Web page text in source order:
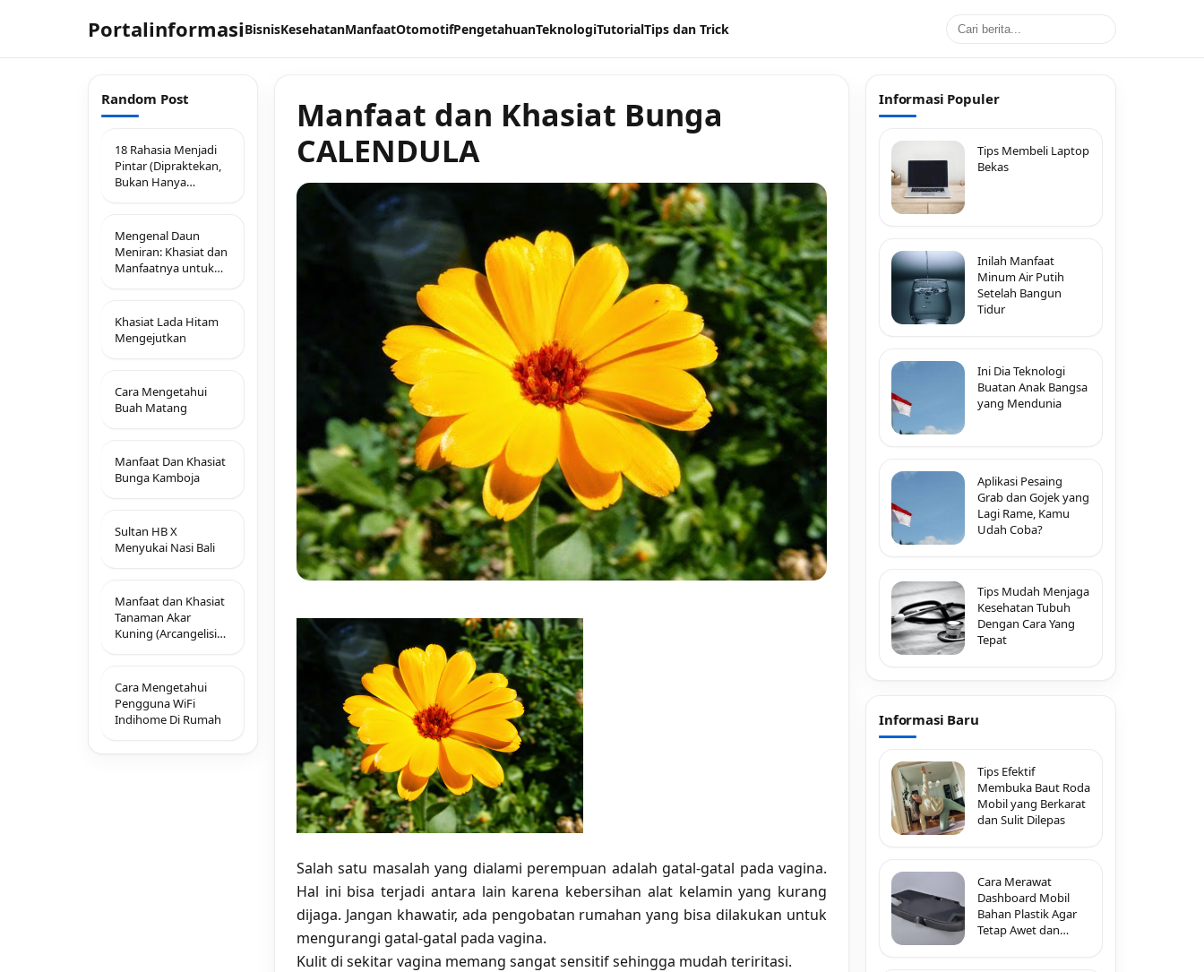
PortalinformasiBisnisKesehatanManfaatOtomotifPengetahuanTeknologiTutorialTips dan Trick
Random Post
18 Rahasia Menjadi
Pintar (Dipraktekan,
Bukan Hanya
Mengenal Daun
Meniran: Khasiat dan
Manfaatnya untuk
Khasiat Lada Hitam
Mengejutkan
Cara Mengetahui
Buah Matang
Manfaat Dan Khasiat
Bunga Kamboja
Sultan HB X
Menyukai Nasi Bali
Manfaat dan Khasiat
Tanaman Akar
Kuning (Arcangelisia
Cara Mengetahui
Pengguna WiFi
Indihome Di Rumah
Manfaat dan Khasiat Bunga
CALENDULA
Salah satu masalah yang dialami perempuan adalah gatal-gatal pada vagina.
Hal ini bisa terjadi antara lain karena kebersihan alat kelamin yang kurang
dijaga. Jangan khawatir, ada pengobatan rumahan yang bisa dilakukan untuk
mengurangi gatal-gatal pada vagina.
Kulit di sekitar vagina memang sangat sensitif sehingga mudah teriritasi.
Informasi Populer
Tips Membeli Laptop
Bekas
Inilah Manfaat
Minum Air Putih
Setelah Bangun
Tidur
Ini Dia Teknologi
Buatan Anak Bangsa
yang Mendunia
Aplikasi Pesaing
Grab dan Gojek yang
Lagi Rame, Kamu
Udah Coba?
Tips Mudah Menjaga
Kesehatan Tubuh
Dengan Cara Yang
Tepat
Informasi Baru
Tips Efektif
Membuka Baut Roda
Mobil yang Berkarat
dan Sulit Dilepas
Cara Merawat
Dashboard Mobil
Bahan Plastik Agar
Tetap Awet dan